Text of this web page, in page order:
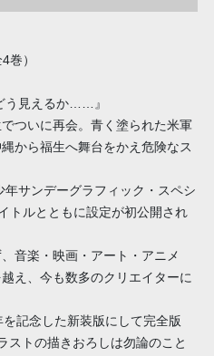
巻）
う見えるか……』
ついに再会。青く塗られた米軍
から福生へ舞台をかえ危険なス
サンデーグラフィック・スペシ
トルとともに設定が初公開され
音楽・映画・アート・アニメ
え、今も数多のクリエイターに
記念した新装版にして完全版
ストの描きおろしは勿論のこと